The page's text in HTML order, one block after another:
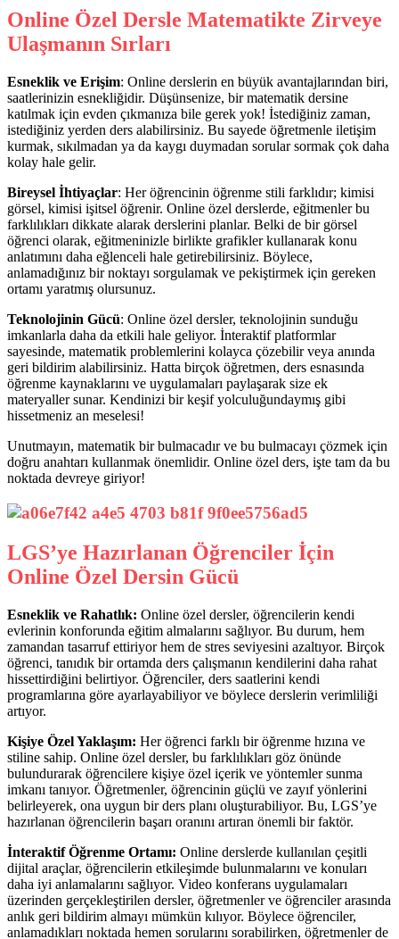
Online Özel Dersle Matematikte Zirveye
Ulaşmanın Sırları
Esneklik ve Erişim: Online derslerin en büyük avantajlarından biri,
saatlerinizin esnekliğidir. Düşünsenize, bir matematik dersine
katılmak için evden çıkmanıza bile gerek yok! İstediğiniz zaman,
istediğiniz yerden ders alabilirsiniz. Bu sayede öğretmenle iletişim
kurmak, sıkılmadan ya da kaygı duymadan sorular sormak çok daha
kolay hale gelir.
Bireysel İhtiyaçlar: Her öğrencinin öğrenme stili farklıdır; kimisi
görsel, kimisi işitsel öğrenir. Online özel derslerde, eğitmenler bu
farklılıkları dikkate alarak derslerini planlar. Belki de bir görsel
öğrenci olarak, eğitmeninizle birlikte grafikler kullanarak konu
anlatımını daha eğlenceli hale getirebilirsiniz. Böylece,
anlamadığınız bir noktayı sorgulamak ve pekiştirmek için gereken
ortamı yaratmış olursunuz.
Teknolojinin Gücü: Online özel dersler, teknolojinin sunduğu
imkanlarla daha da etkili hale geliyor. İnteraktif platformlar
sayesinde, matematik problemlerini kolayca çözebilir veya anında
geri bildirim alabilirsiniz. Hatta birçok öğretmen, ders esnasında
öğrenme kaynaklarını ve uygulamaları paylaşarak size ek
materyaller sunar. Kendinizi bir keşif yolculuğundaymış gibi
hissetmeniz an meselesi!
Unutmayın, matematik bir bulmacadır ve bu bulmacayı çözmek için
doğru anahtarı kullanmak önemlidir. Online özel ders, işte tam da bu
noktada devreye giriyor!
LGS’ye Hazırlanan Öğrenciler İçin
Online Özel Dersin Gücü
Esneklik ve Rahatlık: Online özel dersler, öğrencilerin kendi
evlerinin konforunda eğitim almalarını sağlıyor. Bu durum, hem
zamandan tasarruf ettiriyor hem de stres seviyesini azaltıyor. Birçok
öğrenci, tanıdık bir ortamda ders çalışmanın kendilerini daha rahat
hissettirdiğini belirtiyor. Öğrenciler, ders saatlerini kendi
programlarına göre ayarlayabiliyor ve böylece derslerin verimliliği
artıyor.
Kişiye Özel Yaklaşım: Her öğrenci farklı bir öğrenme hızına ve
stiline sahip. Online özel dersler, bu farklılıkları göz önünde
bulundurarak öğrencilere kişiye özel içerik ve yöntemler sunma
imkanı tanıyor. Öğretmenler, öğrencinin güçlü ve zayıf yönlerini
belirleyerek, ona uygun bir ders planı oluşturabiliyor. Bu, LGS’ye
hazırlanan öğrencilerin başarı oranını artıran önemli bir faktör.
İnteraktif Öğrenme Ortamı: Online derslerde kullanılan çeşitli
dijital araçlar, öğrencilerin etkileşimde bulunmalarını ve konuları
daha iyi anlamalarını sağlıyor. Video konferans uygulamaları
üzerinden gerçekleştirilen dersler, öğretmenler ve öğrenciler arasında
anlık geri bildirim almayı mümkün kılıyor. Böylece öğrenciler,
anlamadıkları noktada hemen sorularını sorabilirken, öğretmenler de